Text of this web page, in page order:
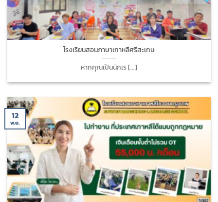
โรงเรียนสอนภาษาเกาหลีศรีสะเกษ
หากคุณเป็นนักเร [...]
12
พ.ย.